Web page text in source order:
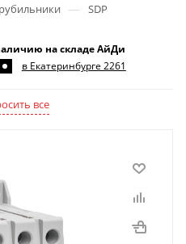
— SDP
на складе АйДи
в Екатеринбурге 2261
все